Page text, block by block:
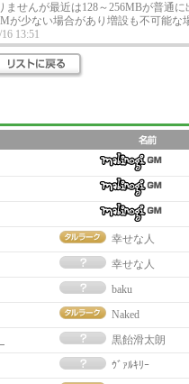
ませんが最近は128～256MBが普通
が少ない場合があり増設も不可能な
13:51
幸せな人
幸せな人
baku
Naked
黒飴滑太朗
ｳﾞｧﾙｷﾘｰ